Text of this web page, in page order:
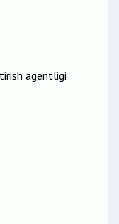
agentligi